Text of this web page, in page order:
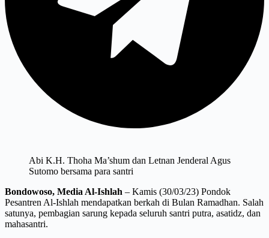
Abi K.H. Thoha Ma’shum dan Letnan Jenderal Agus
Sutomo bersama para santri
Bondowoso, Media Al-Ishlah – Kamis (30/03/23) Pondok
Pesantren Al-Ishlah mendapatkan berkah di Bulan Ramadhan. Salah
satunya, pembagian sarung kepada seluruh santri putra, asatidz, dan
mahasantri.